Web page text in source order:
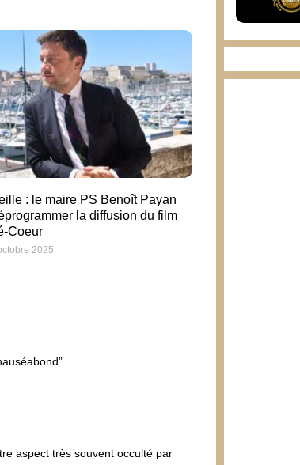
: le maire PS Benoît Payan
la diffusion du film
Coeur
2025
Réciprocité
aspect très souvent occulté par